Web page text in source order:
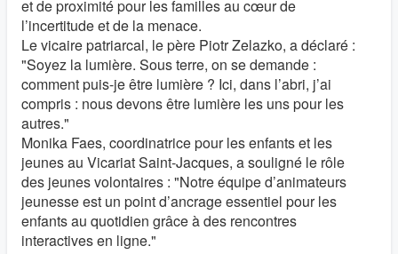
et de proximité pour les familles au cœur de
l’incertitude et de la menace.
Le vicaire patriarcal, le père Piotr Zelazko, a déclaré :
"Soyez la lumière. Sous terre, on se demande :
comment puis-je être lumière ? Ici, dans l’abri, j’ai
compris : nous devons être lumière les uns pour les
autres."
Monika Faes, coordinatrice pour les enfants et les
jeunes au Vicariat Saint-Jacques, a souligné le rôle
des jeunes volontaires : "Notre équipe d’animateurs
jeunesse est un point d’ancrage essentiel pour les
enfants au quotidien grâce à des rencontres
interactives en ligne."